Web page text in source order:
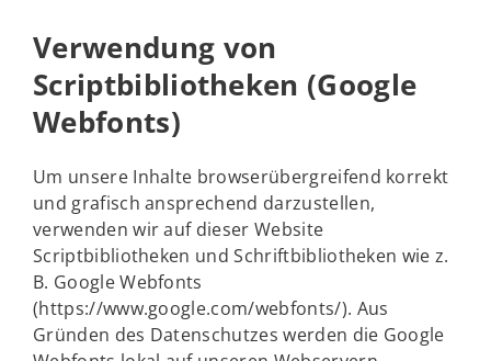
Verwendung von
Scriptbibliotheken (Google
Webfonts)
Um unsere Inhalte browserübergreifend korrekt
und grafisch ansprechend darzustellen,
verwenden wir auf dieser Website
Scriptbibliotheken und Schriftbibliotheken wie z.
B. Google Webfonts
(https://www.google.com/webfonts/). Aus
Gründen des Datenschutzes werden die Google